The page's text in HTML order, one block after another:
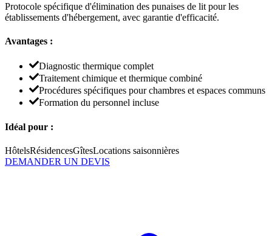
Protocole spécifique d'élimination des punaises de lit pour les
établissements d'hébergement, avec garantie d'efficacité.
Avantages :
Diagnostic thermique complet
Traitement chimique et thermique combiné
Procédures spécifiques pour chambres et espaces communs
Formation du personnel incluse
Idéal pour :
HôtelsRésidencesGîtesLocations saisonnières
DEMANDER UN DEVIS